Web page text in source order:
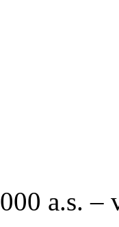
a.s. –